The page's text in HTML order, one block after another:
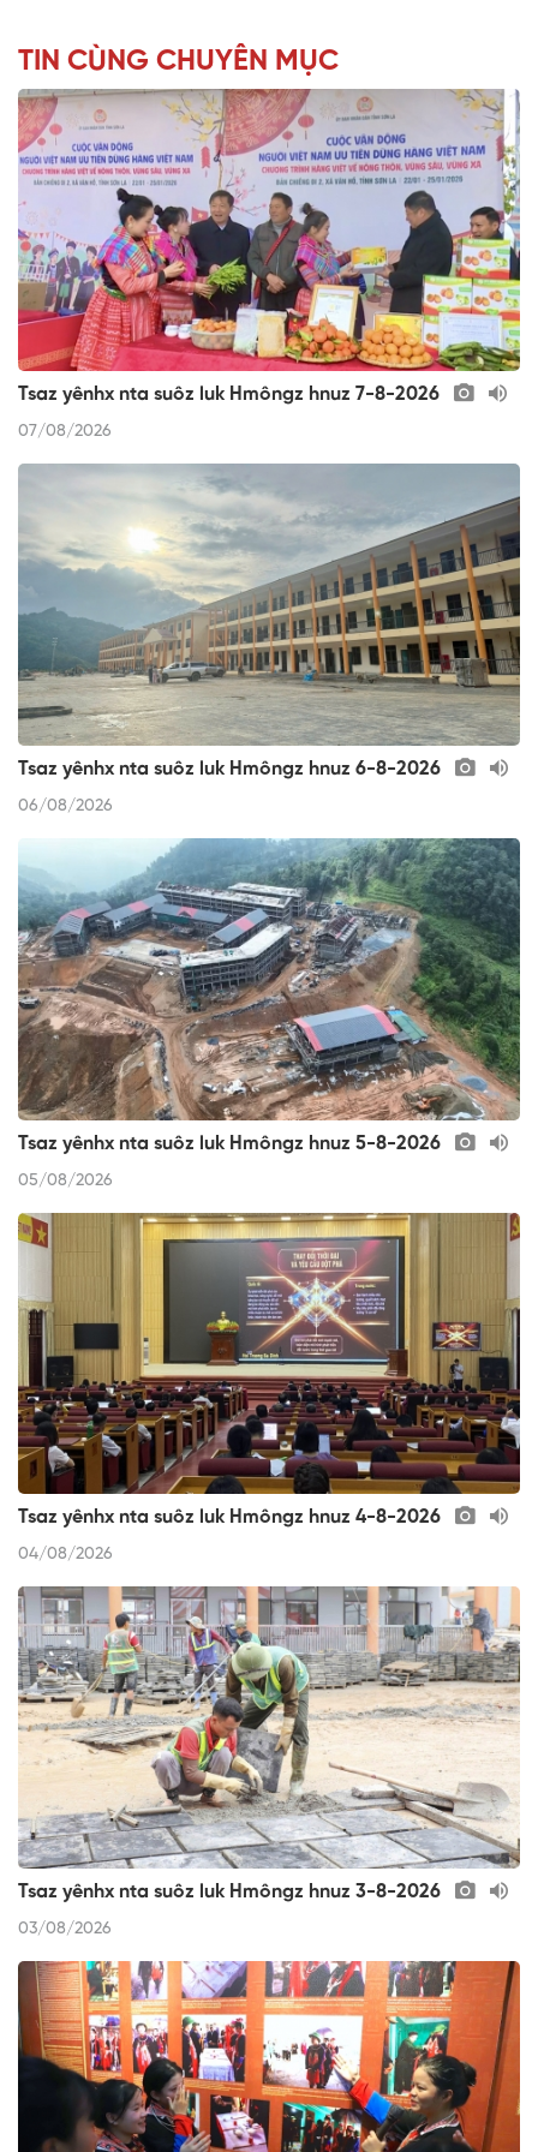
TIN CÙNG CHUYÊN MỤC
Tsaz yênhx nta suôz luk Hmôngz hnuz 7-8-2026
07/08/2026
Tsaz yênhx nta suôz luk Hmôngz hnuz 6-8-2026
06/08/2026
Tsaz yênhx nta suôz luk Hmôngz hnuz 5-8-2026
05/08/2026
Tsaz yênhx nta suôz luk Hmôngz hnuz 4-8-2026
04/08/2026
Tsaz yênhx nta suôz luk Hmôngz hnuz 3-8-2026
03/08/2026